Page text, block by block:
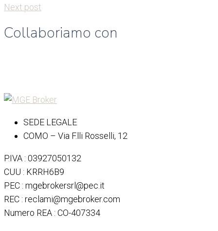
Next post
Collaboriamo con
SEDE LEGALE
COMO – Via F.lli Rosselli, 12
P.IVA : 03927050132
CUU : KRRH6B9
PEC : mgebrokersrl@pec.it
REC : reclami@mgebroker.com
Numero REA : CO-407334